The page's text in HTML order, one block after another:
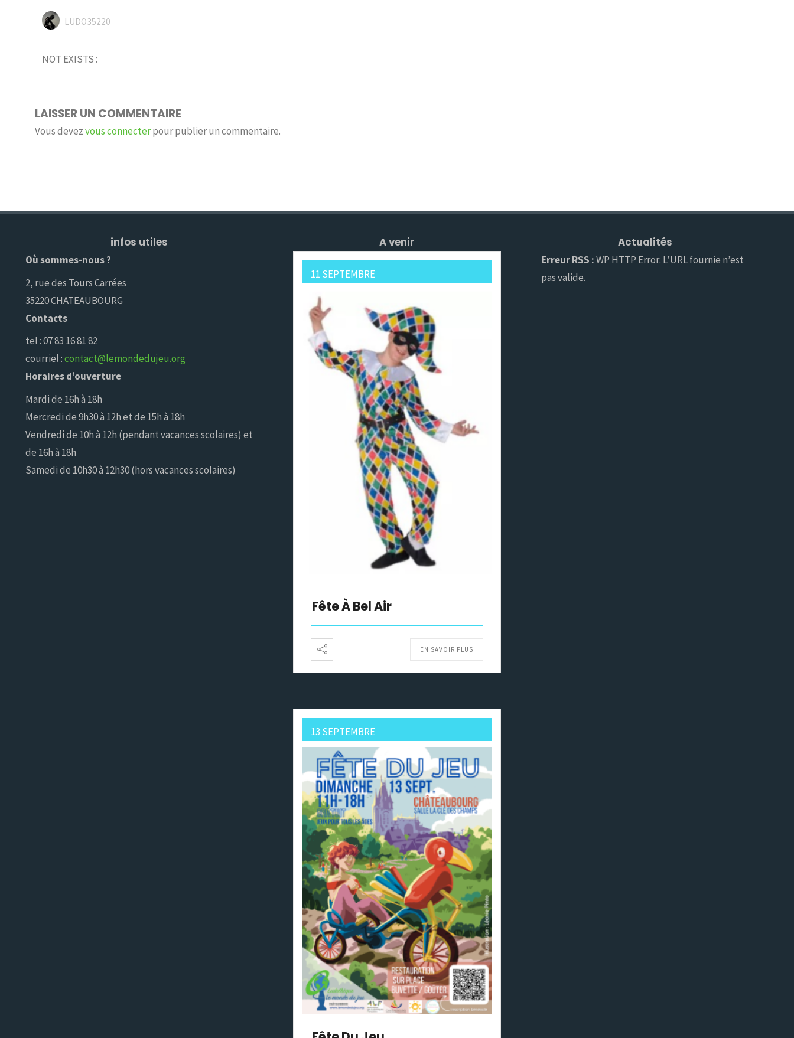
LUDO35220
NOT EXISTS :
LAISSER UN COMMENTAIRE
Vous devezvous connecterpour publier un commentaire.
infos utiles
Où sommes-nous ?
2, rue des Tours Carrées
35220 CHATEAUBOURG
Contacts
tel : 07 83 16 81 82
courriel :contact@lemondedujeu.org
Horaires d’ouverture
Mardi de 16h à 18h
Mercredi de 9h30 à 12h et de 15h à 18h
Vendredi de 10h à 12h (pendant vacances scolaires) et
de 16h à 18h
Samedi de 10h30 à 12h30 (hors vacances scolaires)
A venir
11 SEPTEMBRE
Fête À Bel Air
EN SAVOIR PLUS
13 SEPTEMBRE
Actualités
Erreur RSS :WP HTTP Error: L’URL fournie n’est
pas valide.